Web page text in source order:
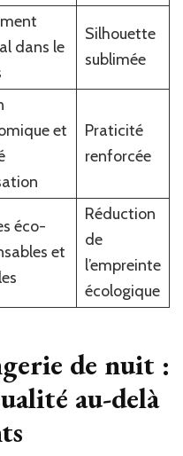
dans le
Silhouette
sublimée
et
Praticité
renforcée
éco-
et
Réduction
de
l’empreinte
écologique
de nuit :
au-delà